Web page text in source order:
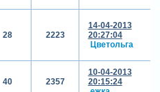
28 2223
14-04-2013
20:27:04
Цветольга
40 2357
10-04-2013
20:15:24